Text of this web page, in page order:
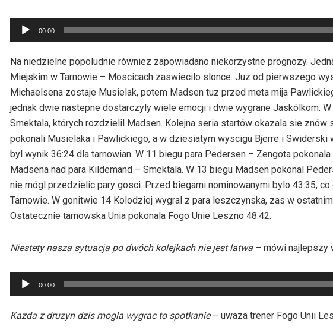
Odtwarzacz
plików
dźwiękowych
00:00
Na niedzielne popoludnie równiez zapowiadano niekorzystne prognozy.
Miejskim w Tarnowie – Moscicach zaswiecilo slonce. Juz od pierwszego
Michaelsena zostaje Musielak, potem Madsen tuz przed meta mija
jednak dwie nastepne dostarczyly wiele emocji i dwie wygrane Jaskólkom.
Smektala, których rozdzielil Madsen. Kolejna seria startów okazala sie
pokonali Musielaka i Pawlickiego, a w dziesiatym wyscigu Bjerre i
byl wynik 36:24 dla tarnowian. W 11 biegu para Pedersen – Zengota
Madsena nad para Kildemand – Smektala. W 13 biegu Madsen pokonal
nie mógl przedzielic pary gosci. Przed biegami nominowanymi bylo 43:35,
Tarnowie. W gonitwie 14 Kolodziej wygral z para leszczynska, zas w
Ostatecznie tarnowska Unia pokonala Fogo Unie Leszno 48:42.
Niestety nasza sytuacja po dwóch kolejkach nie jest latwa – mówi najlepszy
Odtwarzacz
plików
dźwiękowych
00:00
Kazda z druzyn dzis mogla wygrac to spotkanie– uwaza trener Fogo Unii